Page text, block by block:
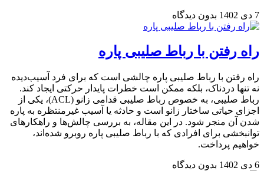
7 دی 1402 بدون دیدگاه
راه رفتن با رباط صلیبی پاره
راه رفتن با رباط صلیبی پاره چالشی است که برای فرد آسیب‌دیده
نه تنها دردناک، بلکه ممکن است خطرات پایدار حرکتی ایجاد کند.
رباط صلیبی، به خصوص رباط صلیبی قدامی زانو (ACL)، یکی از
اجزای حیاتی ساختار زانو است و حادثه‌ یا آسیب غیرمنتظره به پاره
شدن آن منجر شود. در این مقاله، به بررسی چالش‌ها و راهکارهای
توانبخشی برای افرادی که با رباط صلیبی پاره روبرو شده‌اند،
خواهیم پرداخت.
6 دی 1402 بدون دیدگاه